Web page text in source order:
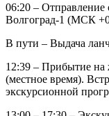
06:20 – Отправление
Волгоград-1 (МСК
В пути – Выдача
12:39 – Прибытие на
(местное время).
экскурсионной